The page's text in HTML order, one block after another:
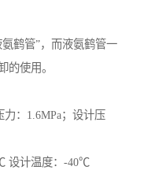
鹤管”，而液氨鹤管一
的使用。
：1.6MPa；设计压
设计温度：-40℃